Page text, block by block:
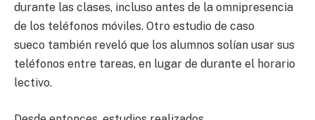
durante las clases, incluso antes de la omnipresencia
de los teléfonos móviles. Otro estudio de caso
sueco también reveló que los alumnos solían usar sus
teléfonos entre tareas, en lugar de durante el horario
lectivo.